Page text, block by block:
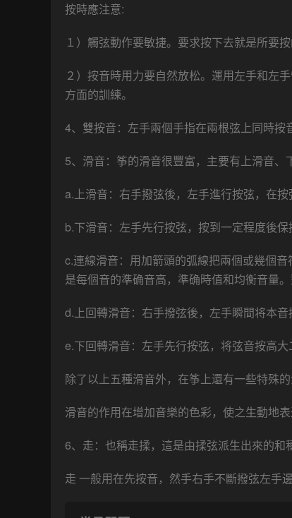
按時應注意:
１）觸弦動作要敏捷。要求按下去就是所要
２）按音時用力要自然放松。運用左手和左
方面的訓練。
4、雙按音：左手兩個手指在兩根弦上同時按
5、滑音：筝的滑音很豐富，主要有上滑音、
a.上滑音：右手撥弦後，左手進行按弦，在
b.下滑音：左手先行按弦，按到一定程度後
c.連線滑音：用加箭頭的弧線把兩個或幾個
是每個音的準确音高，準确時值和均衡音量
d.上回轉滑音：右手撥弦後，左手瞬間将本
e.下回轉滑音：左手先行按弦，将弦音按高
除了以上五種滑音外，在筝上還有一些特殊
滑音的作用在增加音樂的色彩，使之生動地
6、走：也稱走揉，這是由揉弦派生出來的
走 一般用在先按音，然手右手不斷撥弦左手